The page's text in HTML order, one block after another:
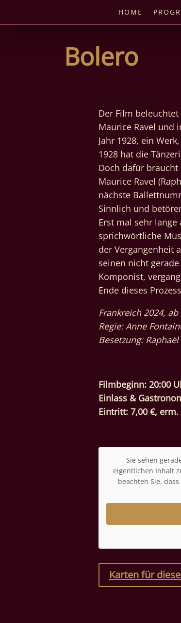
HOME
Bolero
Der Film
Maurice Ravel und
Jahr 1928, ein
1928 hat die
Doch dafür
Maurice Ravel
nächste
Sinnlich und
Erst mal sehr
sprichwörtliche
der Vergangenheit
seinen nicht
Komponist,
Ende dieses
Frankreich 2024,
Regie: Anne
Besetzung:
Filmbeginn: 20:00
Einlass &
Eintritt: 7,00 €, erm.
Sie sehen
eigentlichen Inhalt
beachten Sie,
Karten für